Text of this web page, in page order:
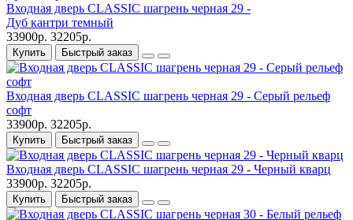
Входная дверь CLASSIC шагрень черная 29 -
Дуб кантри темный
33900р. 32205р.
Купить Быстрый заказ
Входная дверь CLASSIC шагрень черная 29 - Серый рельеф
софт
33900р. 32205р.
Купить Быстрый заказ
Входная дверь CLASSIC шагрень черная 29 - Черный кварц
33900р. 32205р.
Купить Быстрый заказ